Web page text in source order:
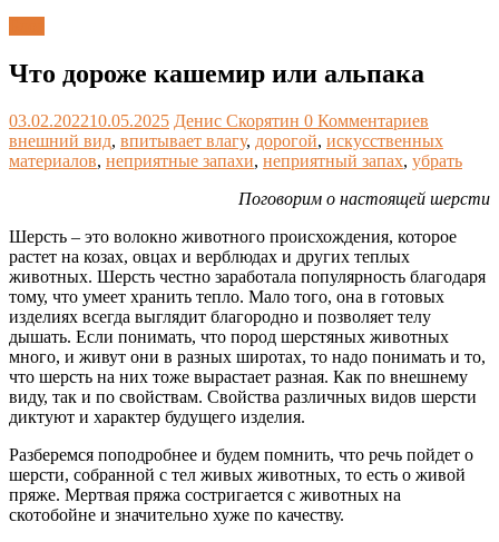
Что дороже кашемир или альпака
03.02.202210.05.2025 Денис Скорятин 0 Комментариев
внешний вид, впитывает влагу, дорогой, искусственных
материалов, неприятные запахи, неприятный запах, убрать
Поговорим о настоящей шерсти
Шерсть – это волокно животного происхождения, которое
растет на козах, овцах и верблюдах и других теплых
животных. Шерсть честно заработала популярность благодаря
тому, что умеет хранить тепло. Мало того, она в готовых
изделиях всегда выглядит благородно и позволяет телу
дышать. Если понимать, что пород шерстяных животных
много, и живут они в разных широтах, то надо понимать и то,
что шерсть на них тоже вырастает разная. Как по внешнему
виду, так и по свойствам. Свойства различных видов шерсти
диктуют и характер будущего изделия.
Разберемся поподробнее и будем помнить, что речь пойдет о
шерсти, собранной с тел живых животных, то есть о живой
пряже. Мертвая пряжа состригается с животных на
скотобойне и значительно хуже по качеству.